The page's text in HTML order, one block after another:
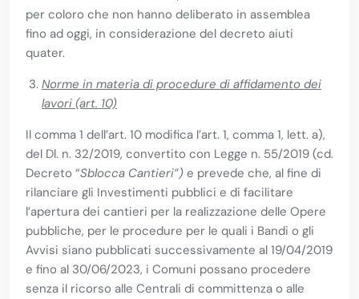
per coloro che non hanno deliberato in assemblea
fino ad oggi, in considerazione del decreto aiuti
quater.
Norme in materia di procedure di affidamento dei
lavori (art. 10)
Il comma 1 dell’art. 10 modifica l’art. 1, comma 1, lett. a),
del Dl. n. 32/2019, convertito con Legge n. 55/2019 (cd.
Decreto “Sblocca Cantieri”) e prevede che, al fine di
rilanciare gli Investimenti pubblici e di facilitare
l’apertura dei cantieri per la realizzazione delle Opere
pubbliche, per le procedure per le quali i Bandi o gli
Avvisi siano pubblicati successivamente al 19/04/2019
e fino al 30/06/2023, i Comuni possano procedere
senza il ricorso alle Centrali di committenza o alle